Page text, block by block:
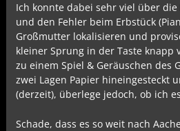
Ich konnte dabei sehr viel über
und den Fehler beim Erbstück
Großmutter lokalisieren und
kleiner Sprung in der Taste knapp
zu einem Spiel & Geräuschen des
zwei Lagen Papier hineingesteckt
(derzeit), überlege jedoch, ob ich
Schade, dass es so weit nach